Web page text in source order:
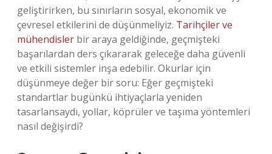
geliştirirken, bu sınırların sosyal, ekonomik ve
çevresel etkilerini de düşünmeliyiz. Tarihçiler ve
mühendisler bir araya geldiğinde, geçmişteki
başarılardan ders çıkararak geleceğe daha güvenli
ve etkili sistemler inşa edebilir. Okurlar için
düşünmeye değer bir soru: Eğer geçmişteki
standartlar bugünkü ihtiyaçlarla yeniden
tasarlansaydı, yollar, köprüler ve taşıma yöntemleri
nasıl değişirdi?